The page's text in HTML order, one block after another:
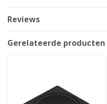
Reviews
Gerelateerde producten